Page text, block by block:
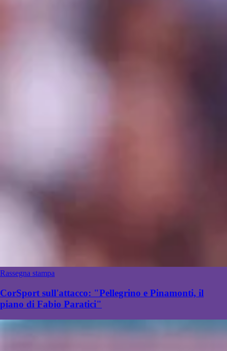
Rassegna stampa
CorSport sull'attacco: "Pellegrino e Pinamonti, il
piano di Fabio Paratici"